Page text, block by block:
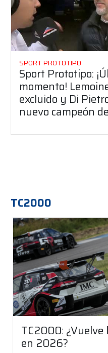
SPORT PROTOTIPO
Sport Prototipo:
momento!
excluido y Di
nuevo campeón
TC2000
TC2000:
en 2026?